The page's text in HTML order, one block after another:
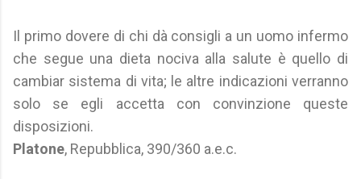
Il primo dovere di chi dà consigli a un uomo infermo
che segue una dieta nociva alla salute è quello di
cambiar sistema di vita; le altre indicazioni verranno
solo se egli accetta con convinzione queste
disposizioni.
Platone, Repubblica, 390/360 a.e.c.